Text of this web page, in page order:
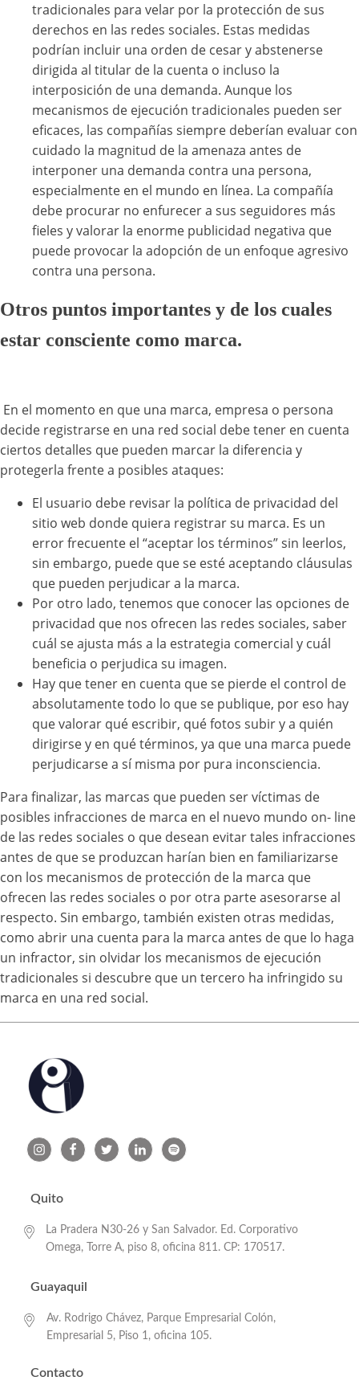
tradicionales para velar por la protección de sus
derechos en las redes sociales. Estas medidas
podrían incluir una orden de cesar y abstenerse
dirigida al titular de la cuenta o incluso la
interposición de una demanda. Aunque los
mecanismos de ejecución tradicionales pueden ser
eficaces, las compañías siempre deberían evaluar con
cuidado la magnitud de la amenaza antes de
interponer una demanda contra una persona,
especialmente en el mundo en línea. La compañía
debe procurar no enfurecer a sus seguidores más
fieles y valorar la enorme publicidad negativa que
puede provocar la adopción de un enfoque agresivo
contra una persona.
Otros puntos importantes y de los cuales
estar consciente como marca.
En el momento en que una marca, empresa o persona
decide registrarse en una red social debe tener en cuenta
ciertos detalles que pueden marcar la diferencia y
protegerla frente a posibles ataques:
El usuario debe revisar la política de privacidad del
sitio web donde quiera registrar su marca. Es un
error frecuente el “aceptar los términos” sin leerlos,
sin embargo, puede que se esté aceptando cláusulas
que pueden perjudicar a la marca.
Por otro lado, tenemos que conocer las opciones de
privacidad que nos ofrecen las redes sociales, saber
cuál se ajusta más a la estrategia comercial y cuál
beneficia o perjudica su imagen.
Hay que tener en cuenta que se pierde el control de
absolutamente todo lo que se publique, por eso hay
que valorar qué escribir, qué fotos subir y a quién
dirigirse y en qué términos, ya que una marca puede
perjudicarse a sí misma por pura inconsciencia.
Para finalizar, las marcas que pueden ser víctimas de
posibles infracciones de marca en el nuevo mundo on- line
de las redes sociales o que desean evitar tales infracciones
antes de que se produzcan harían bien en familiarizarse
con los mecanismos de protección de la marca que
ofrecen las redes sociales o por otra parte asesorarse al
respecto. Sin embargo, también existen otras medidas,
como abrir una cuenta para la marca antes de que lo haga
un infractor, sin olvidar los mecanismos de ejecución
tradicionales si descubre que un tercero ha infringido su
marca en una red social.
Quito
La Pradera N30-26 y San Salvador. Ed. Corporativo
Omega, Torre A, piso 8, oficina 811. CP: 170517.
Guayaquil
Av. Rodrigo Chávez, Parque Empresarial Colón,
Empresarial 5, Piso 1, oficina 105.
Contacto